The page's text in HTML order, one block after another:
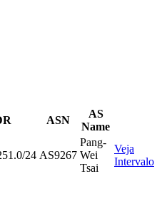
ASN
AS
Name
24 AS9267
Pang-
Wei
Tsai
Veja
Intervalo